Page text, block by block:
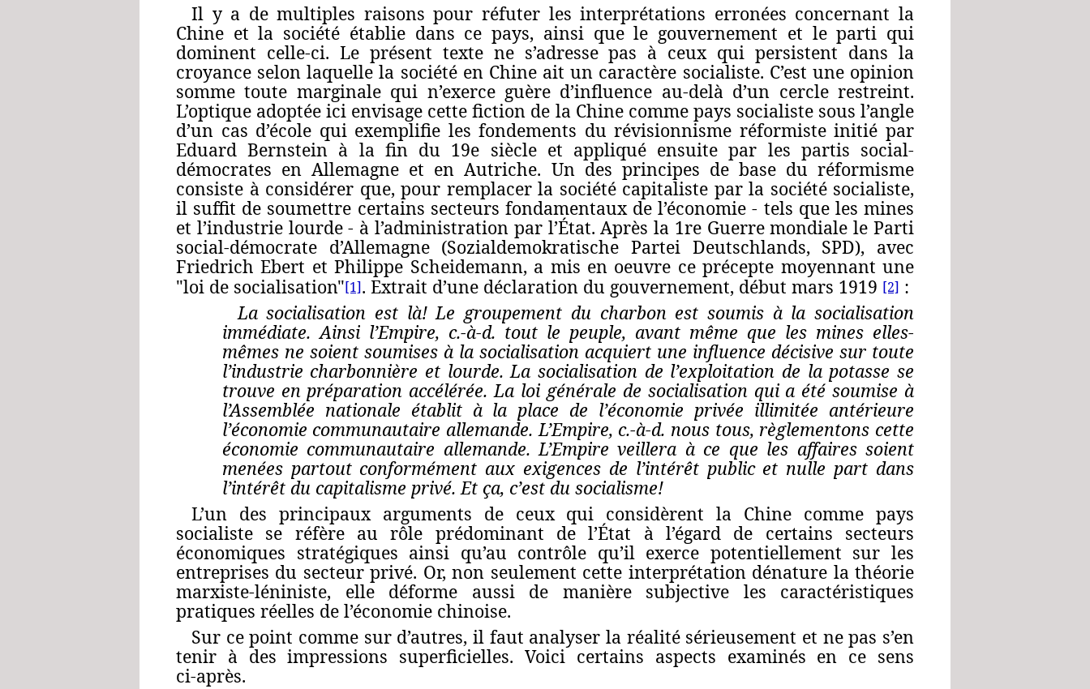
Il y a de multiples raisons pour réfuter les interprétations erronées concernant la
Chine et la société établie dans ce pays, ainsi que le gouvernement et le parti qui
dominent celle‑ci. Le présent texte ne s’adresse pas à ceux qui persistent dans la
croyance selon laquelle la société en Chine ait un caractère socialiste. C’est une opinion
somme toute marginale qui n’exerce guère d’influence au‑delà d’un cercle restreint.
L’optique adoptée ici envisage cette fiction de la Chine comme pays socialiste sous l’angle
d’un cas d’école qui exemplifie les fondements du révisionnisme réformiste initié par
Eduard Bernstein à la fin du 19e siècle et appliqué ensuite par les partis social-
démocrates en Allemagne et en Autriche. Un des principes de base du réformisme
consiste à considérer que, pour remplacer la société capitaliste par la société socialiste,
il suffit de soumettre certains secteurs fondamentaux de l’économie ‑ tels que les mines
et l’industrie lourde ‑ à l’administration par l’État. Après la 1re Guerre mondiale le Parti
social-démocrate d’Allemagne (Sozialdemokratische Partei Deutschlands, SPD), avec
Friedrich Ebert etPhilippe Scheidemann, a mis en oeuvre ce précepte moyennant une
"loi de socialisation"[1]. Extrait d’une déclaration du gouvernement, début mars 1919 [2] :
La socialisation est là! Le groupement du charbon est soumis à la socialisation
immédiate. Ainsi l’Empire, c.‑à‑d. tout le peuple, avant même que les mines elles-
mêmes ne soient soumises à la socialisation acquiert une influence décisive sur toute
l’industrie charbonnière et lourde. La socialisation de l’exploitation de la potasse se
trouve en préparation accélérée. La loi générale de socialisation qui a été soumise à
l’Assemblée nationale établit à la place de l’économie privée illimitée antérieure
l’économie communautaire allemande. L’Empire, c.‑à‑d. nous tous, règlementons cette
économie communautaire allemande. L’Empire veillera à ce que les affaires soient
menées partout conformément aux exigences de l’intérêt public et nulle part dans
l’intérêt du capitalisme privé. Et ça, c’est du socialisme!
L’un des principaux arguments de ceux qui considèrent la Chine comme pays
socialiste se réfère au rôle prédominant de l’État à l’égard de certains secteurs
économiques stratégiques ainsi qu’au contrôle qu’il exerce potentiellement sur les
entreprises du secteur privé. Or, non seulement cette interprétation dénature la théorie
marxiste-léniniste, elle déforme aussi de manière subjective les caractéristiques
pratiques réelles de l’économie chinoise.
Sur ce point comme sur d’autres, il faut analyser la réalité sérieusement et ne pas s’en
tenir à des impressions superficielles. Voici certains aspects examinés en ce sens
ci‑après.